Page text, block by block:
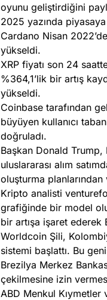
oyunu geliştirdiğini
2025 yazında
Cardano Nisan
yükseldi.
XRP fiyatı son 24
%364,1’lik bir artış
yükseldi.
Coinbase tarafından
büyüyen kullanıcı
doğruladı.
Başkan Donald
uluslararası alım
oluşturma
Kripto analisti
grafiğinde bir model
bir artışa işaret
Worldcoin Şili,
sistemi başlattı. Bu
Brezilya Merkez
çekilmesine izin
ABD Menkul Kıymetler